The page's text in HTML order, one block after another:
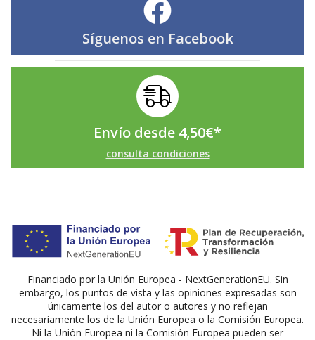
Síguenos en Facebook
Envío desde 4,50€*
consulta condiciones
Financiado por la Unión Europea - NextGenerationEU. Sin
embargo, los puntos de vista y las opiniones expresadas son
únicamente los del autor o autores y no reflejan
necesariamente los de la Unión Europea o la Comisión Europea.
Ni la Unión Europea ni la Comisión Europea pueden ser